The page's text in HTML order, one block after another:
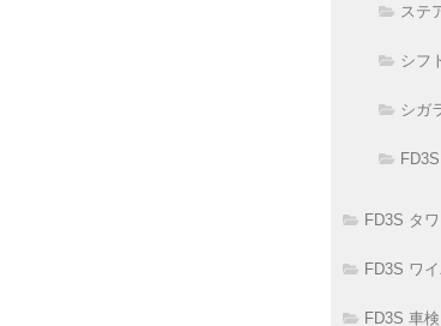
ステ
シフ
シガ
FD3S タ
FD3S ワ
FD3S 車検